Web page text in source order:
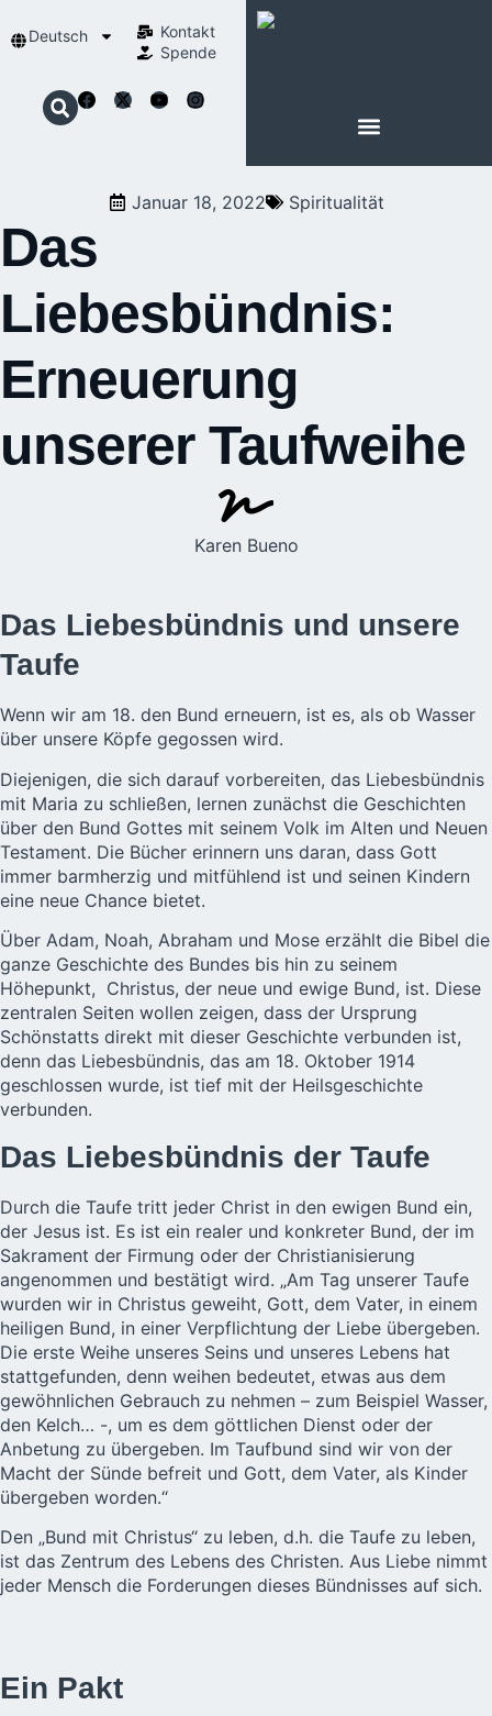
Deutsch
Kontakt
Spende
Januar 18, 2022 Spiritualität
Das
Liebesbündnis:
Erneuerung
unserer Taufweihe
Karen Bueno
Das Liebesbündnis und unsere
Taufe
Wenn wir am 18. den Bund erneuern, ist es, als ob Wasser
über unsere Köpfe gegossen wird.
Diejenigen, die sich darauf vorbereiten, das Liebesbündnis
mit Maria zu schließen, lernen zunächst die Geschichten
über den Bund Gottes mit seinem Volk im Alten und Neuen
Testament. Die Bücher erinnern uns daran, dass Gott
immer barmherzig und mitfühlend ist und seinen Kindern
eine neue Chance bietet.
Über Adam, Noah, Abraham und Mose erzählt die Bibel die
ganze Geschichte des Bundes bis hin zu seinem
Höhepunkt, Christus, der neue und ewige Bund, ist. Diese
zentralen Seiten wollen zeigen, dass der Ursprung
Schönstatts direkt mit dieser Geschichte verbunden ist,
denn das Liebesbündnis, das am 18. Oktober 1914
geschlossen wurde, ist tief mit der Heilsgeschichte
verbunden.
Das Liebesbündnis der Taufe
Durch die Taufe tritt jeder Christ in den ewigen Bund ein,
der Jesus ist. Es ist ein realer und konkreter Bund, der im
Sakrament der Firmung oder der Christianisierung
angenommen und bestätigt wird. „Am Tag unserer Taufe
wurden wir in Christus geweiht, Gott, dem Vater, in einem
heiligen Bund, in einer Verpflichtung der Liebe übergeben.
Die erste Weihe unseres Seins und unseres Lebens hat
stattgefunden, denn weihen bedeutet, etwas aus dem
gewöhnlichen Gebrauch zu nehmen – zum Beispiel Wasser,
den Kelch… -, um es dem göttlichen Dienst oder der
Anbetung zu übergeben. Im Taufbund sind wir von der
Macht der Sünde befreit und Gott, dem Vater, als Kinder
übergeben worden.“
Den „Bund mit Christus“ zu leben, d.h. die Taufe zu leben,
ist das Zentrum des Lebens des Christen. Aus Liebe nimmt
jeder Mensch die Forderungen dieses Bündnisses auf sich.
Ein Pakt